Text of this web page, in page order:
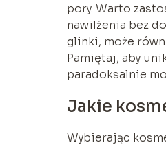
pory. Warto
nawilżenia bez
glinki, może
Pamiętaj, aby
paradoksalnie
Jakie
Wybierając